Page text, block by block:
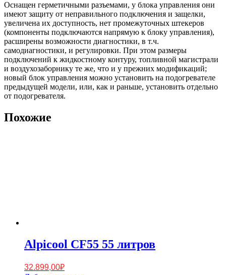
Оснащен герметичными разъемами, у блока управления они
имеют защиту от неправильного подключения и защелки,
увеличена их доступность, нет промежуточных штекеров
(компоненты подключаются напрямую к блоку управления),
расширены возможности диагностики, в т.ч.
самодиагностики, и регулировки. При этом размеры
подключений к жидкостному контуру, топливной магистрали
и воздухозаборнику те же, что и у прежних модификаций;
новый блок управления можно установить на подогревателе
предыдущей модели, или, как и раньше, установить отдельно
от подогревателя.
Похожие
Alpicool CF55 55 литров
32.899,00₽